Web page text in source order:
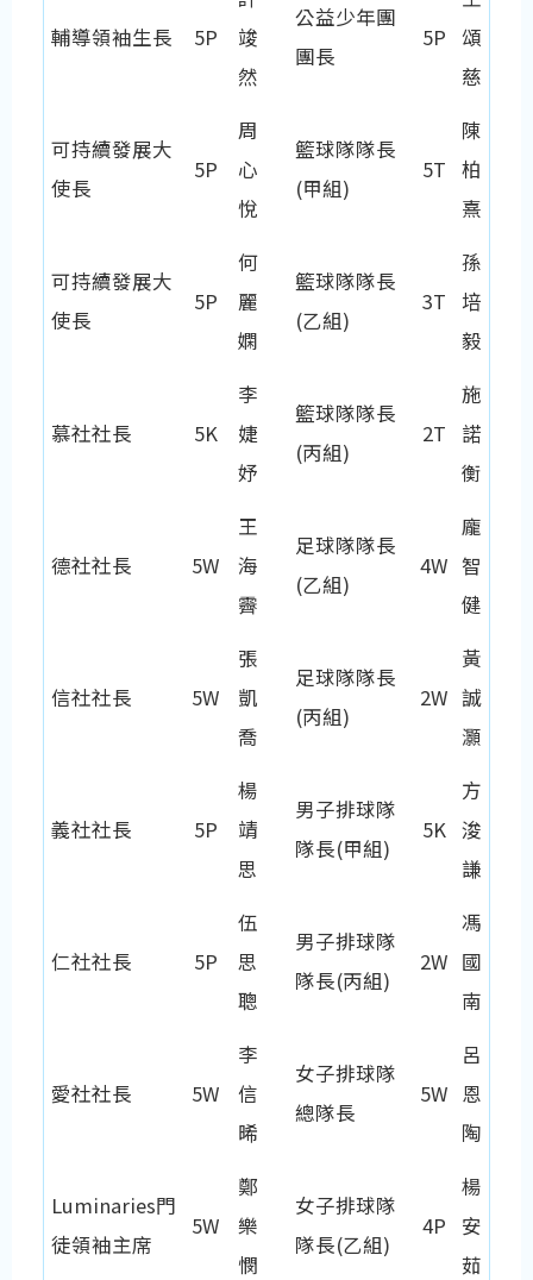
輔導領袖生長 5P
竣
然
公益少年團
團長
5P 頌
慈
可持續發展大
使長
5P
周
心
悅
籃球隊隊長
(甲組)
5T
陳
柏
熹
可持續發展大
使長
5P
何
麗
嫻
籃球隊隊長
(乙組)
3T
孫
培
毅
慕社社長 5K
李
婕
妤
籃球隊隊長
(丙組)
2T
施
諾
衡
德社社長 5W
王
海
霽
足球隊隊長
(乙組)
4W
龐
智
健
信社社長 5W
張
凱
喬
足球隊隊長
(丙組)
2W
黃
誠
灝
義社社長 5P
楊
靖
思
男子排球隊
隊長(甲組)
5K
方
浚
謙
仁社社長 5P
伍
思
聰
男子排球隊
隊長(丙組)
2W
馮
國
南
愛社社長 5W
李
信
晞
女子排球隊
總隊長
5W
呂
恩
陶
Luminaries門
徒領袖主席
5W
鄭
樂
憫
女子排球隊
隊長(乙組)
4P
楊
安
茹